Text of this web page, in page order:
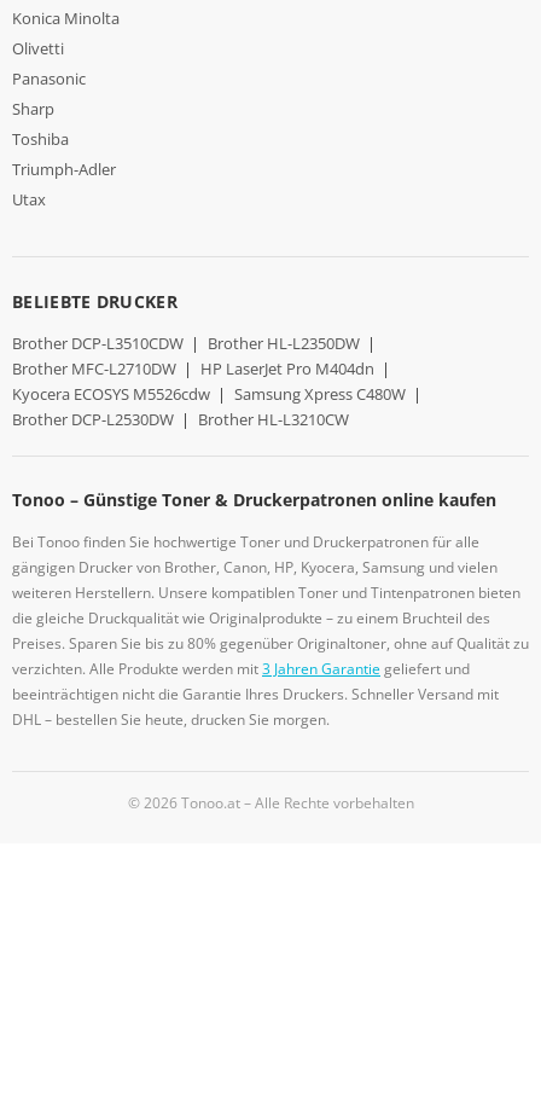
Konica Minolta
Olivetti
Panasonic
Sharp
Toshiba
Triumph-Adler
Utax
BELIEBTE DRUCKER
Brother DCP-L3510CDW | Brother HL-L2350DW |
Brother MFC-L2710DW | HP LaserJet Pro M404dn |
Kyocera ECOSYS M5526cdw | Samsung Xpress C480W |
Brother DCP-L2530DW | Brother HL-L3210CW
Tonoo – Günstige Toner & Druckerpatronen online kaufen
Bei Tonoo finden Sie hochwertige Toner und Druckerpatronen für alle
gängigen Drucker von Brother, Canon, HP, Kyocera, Samsung und vielen
weiteren Herstellern. Unsere kompatiblen Toner und Tintenpatronen bieten
die gleiche Druckqualität wie Originalprodukte – zu einem Bruchteil des
Preises. Sparen Sie bis zu 80% gegenüber Originaltoner, ohne auf Qualität zu
verzichten. Alle Produkte werden mit3 Jahren Garantiegeliefert und
beeinträchtigen nicht die Garantie Ihres Druckers. Schneller Versand mit
DHL – bestellen Sie heute, drucken Sie morgen.
© 2026 Tonoo.at – Alle Rechte vorbehalten